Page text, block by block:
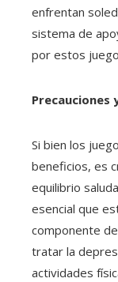
enfrentan
sistema de
por estos
Precauciones
Si bien los
beneficios, es
equilibrio
esencial que
componente
tratar la
actividades